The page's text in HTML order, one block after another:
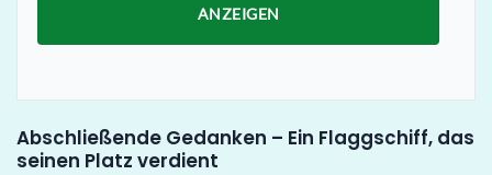
ANZEIGEN
Abschließende Gedanken – Ein Flaggschiff, das
seinen Platz verdient